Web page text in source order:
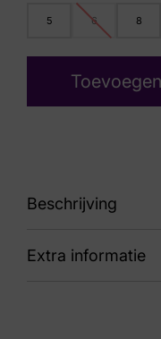
5 6 8
Beschrijving
90 76.847.67
Extra informatie